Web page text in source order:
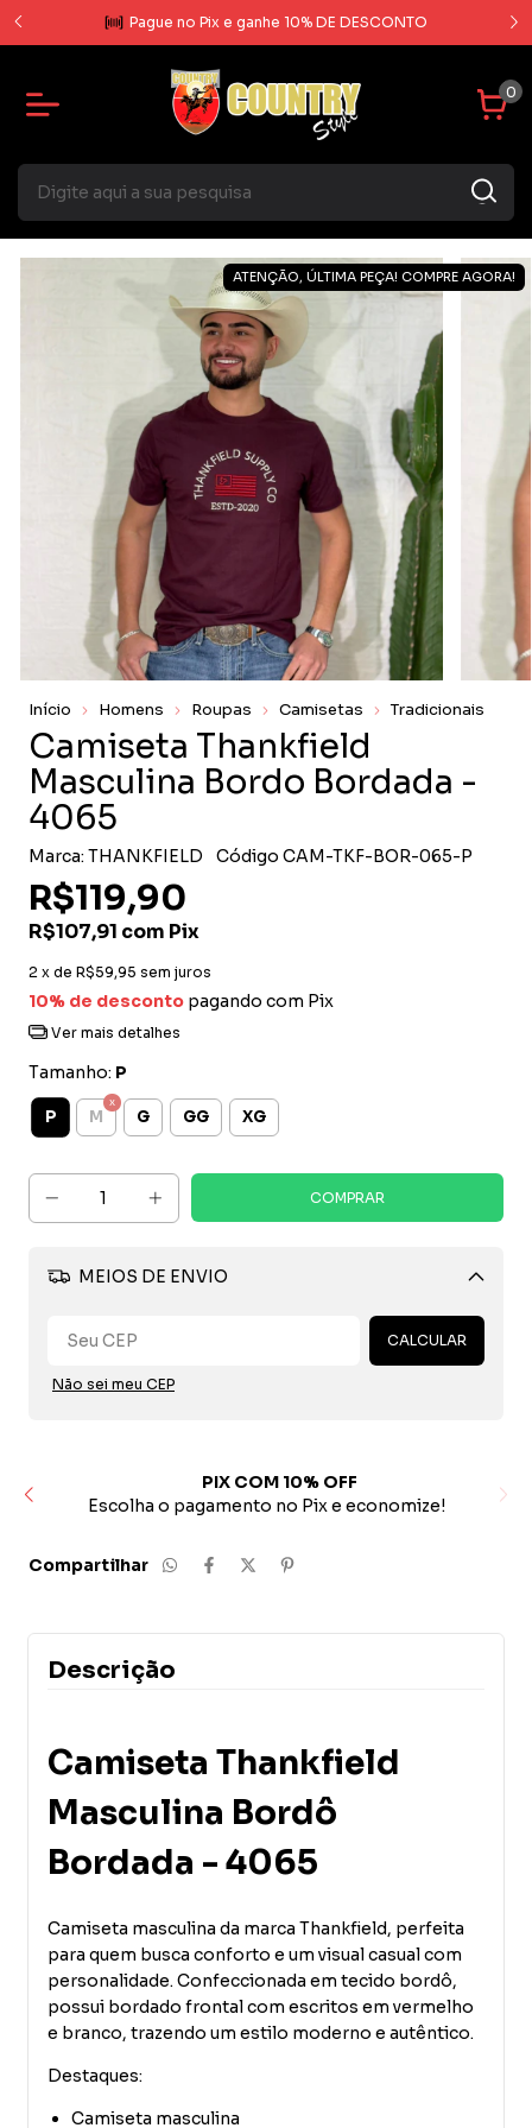
Pague no Pix e ganhe 10% DE DESCONTO
0
ATENÇÃO, ÚLTIMA PEÇA! COMPRE AGORA!
Início Homens Roupas Camisetas Tradicionais
Camiseta Thankfield
Masculina Bordo Bordada -
4065
Marca: THANKFIELD Código CAM-TKF-BOR-065-P
R$119,90
R$107,91 com Pix
2 x de R$59,95 sem juros
10% de desconto pagando com Pix
Ver mais detalhes
Tamanho: P
P M G GG XG
MEIOS DE ENVIO
Alterar CEP
CALCULAR
Não sei meu CEP
PIX COM 10% OFF
Escolha o pagamento no Pix e economize!
Compartilhar
Descrição
Camiseta Thankfield
Masculina Bordô
Bordada - 4065
Camiseta masculina da marca Thankfield, perfeita
para quem busca conforto e um visual casual com
personalidade. Confeccionada em tecido bordô,
possui bordado frontal com escritos em vermelho
e branco, trazendo um estilo moderno e autêntico.
Destaques:
Camiseta masculina